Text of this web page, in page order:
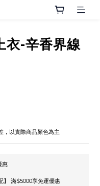
衣-辛香界線
，以實際商品顏色為主
惠
】 滿$5000享免運優惠